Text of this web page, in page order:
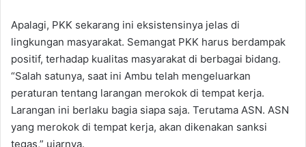
Apalagi, PKK sekarang ini eksistensinya jelas di
lingkungan masyarakat. Semangat PKK harus berdampak
positif, terhadap kualitas masyarakat di berbagai bidang.
“Salah satunya, saat ini Ambu telah mengeluarkan
peraturan tentang larangan merokok di tempat kerja.
Larangan ini berlaku bagia siapa saja. Terutama ASN. ASN
yang merokok di tempat kerja, akan dikenakan sanksi
tegas,” ujarnya.